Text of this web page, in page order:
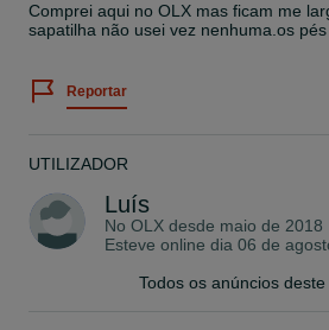
Comprei aqui no OLX mas ficam me
sapatilha não usei vez nenhuma.os pés
Reportar
UTILIZADOR
Luís
No OLX desde maio de 2018
Esteve online dia 06 de
Todos os anúncios